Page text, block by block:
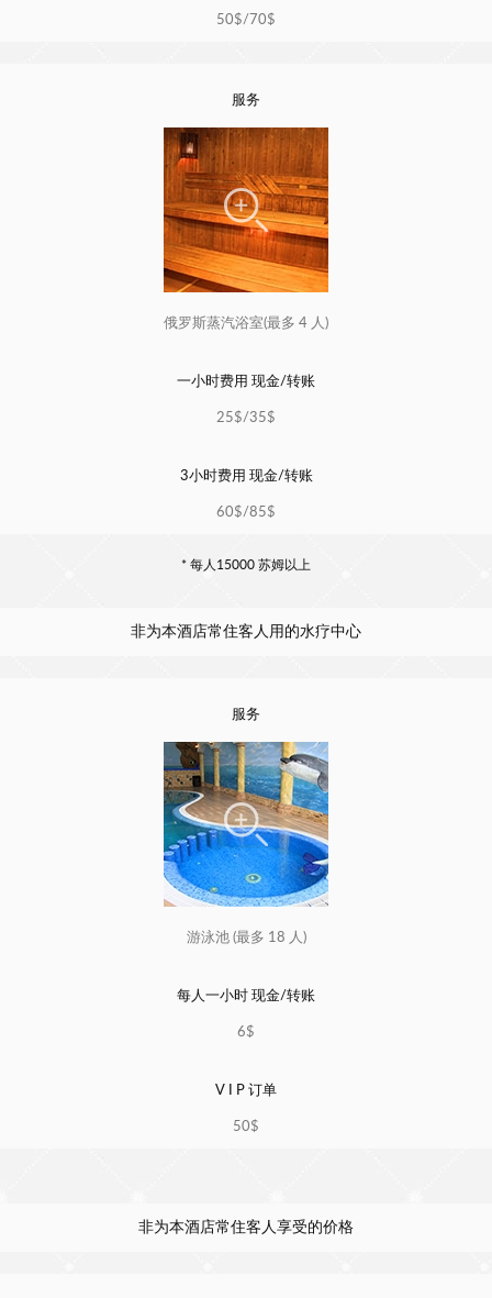
50$/70$
服务
俄罗斯蒸汽浴室(最多 4 人)
一小时费用 现金/转账
25$/35$
3小时费用 现金/转账
60$/85$
* 每人15000 苏姆以上
非为本酒店常住客人用的水疗中心
服务
游泳池 (最多 18 人)
每人一小时 现金/转账
6$
V I P 订单
50$
非为本酒店常住客人享受的价格